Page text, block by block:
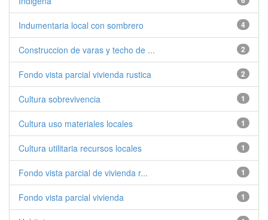
4
Indumentaria local con sombrero
2
Construccion de varas y techo de ...
2
Fondo vista parcial vivienda rustica
1
Cultura sobrevivencia
1
Cultura uso materiales locales
1
Cultura utilitaria recursos locales
1
Fondo vista parcial de vivienda r...
1
Fondo vista parcial vivienda